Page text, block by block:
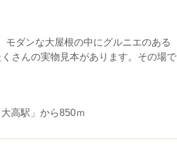
ダンな大屋根の中にグルニエのある
さんの実物見本があります。その場で
高駅」から850ｍ